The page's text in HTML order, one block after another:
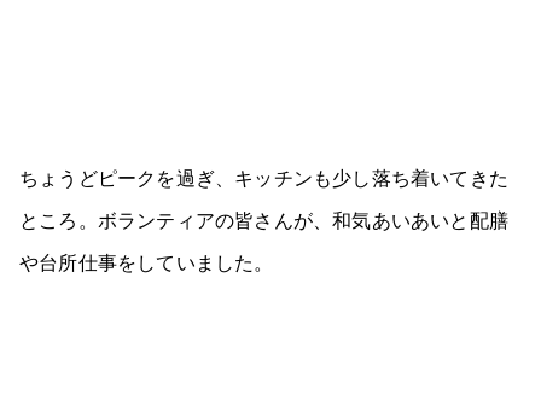
ちょうどピークを過ぎ、キッチンも少し落ち着いてきた
ところ。ボランティアの皆さんが、和気あいあいと配膳
や台所仕事をしていました。